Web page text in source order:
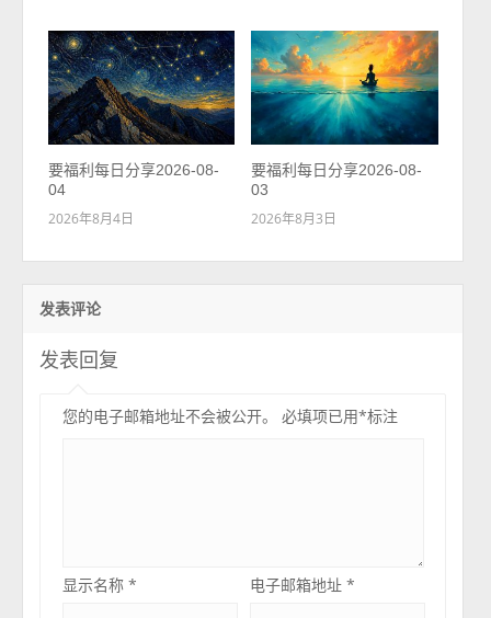
要福利每日分享2026-08-
04
2026年8月4日
要福利每日分享2026-08-
03
2026年8月3日
发表评论
发表回复
您的电子邮箱地址不会被公开。 必填项已用*标注
显示名称* 电子邮箱地址*